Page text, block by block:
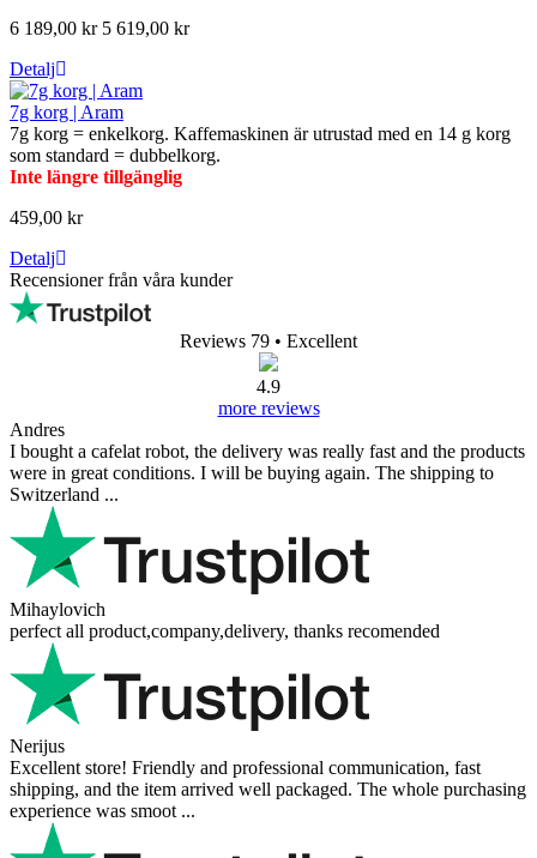
6 189,00 kr 5 619,00 kr
Detalj
7g korg | Aram
7g korg = enkelkorg. Kaffemaskinen är utrustad med en 14 g korg
som standard = dubbelkorg.
Inte längre tillgänglig
459,00 kr
Detalj
Recensioner från våra kunder
Reviews 79 • Excellent
4.9
more reviews
Andres
I bought a cafelat robot, the delivery was really fast and the products
were in great conditions. I will be buying again. The shipping to
Switzerland ...
Mihaylovich
perfect all product,company,delivery, thanks recomended
Nerijus
Excellent store! Friendly and professional communication, fast
shipping, and the item arrived well packaged. The whole purchasing
experience was smoot ...